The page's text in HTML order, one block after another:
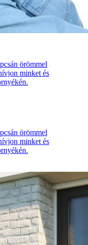
örömmel
minket és
örömmel
minket és